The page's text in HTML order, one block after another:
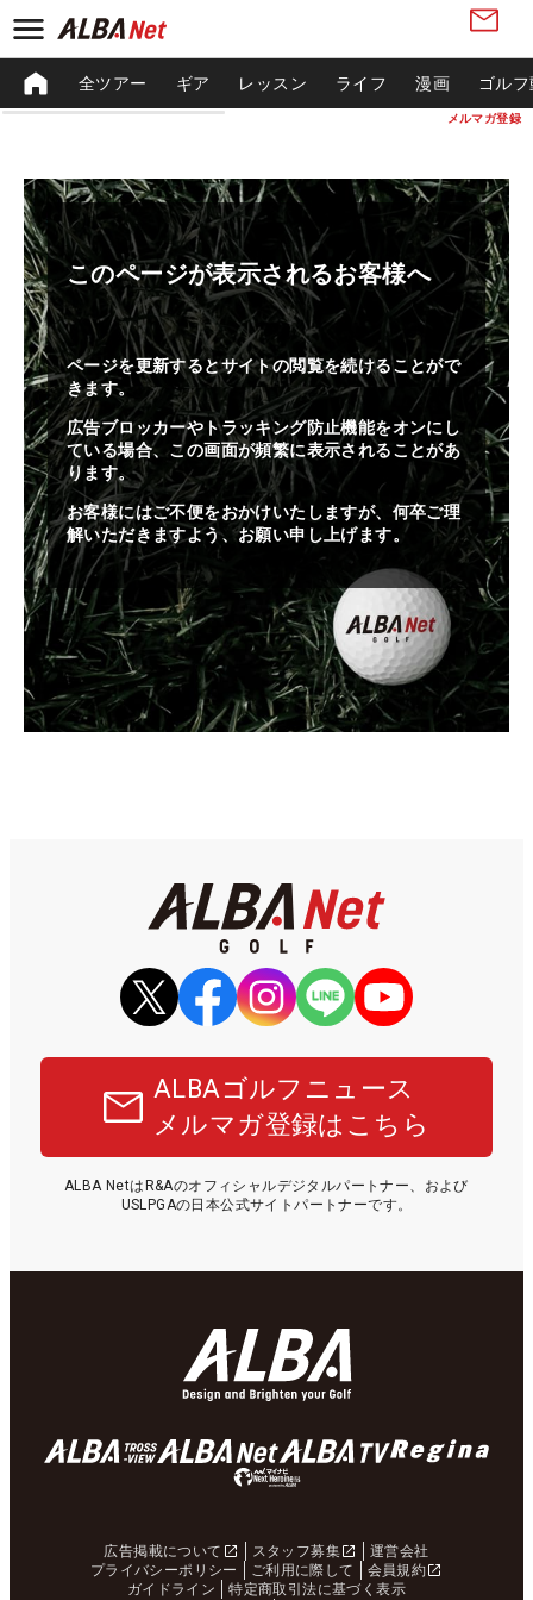
メルマガ登録
全ツアー ギア レッスン ライフ 漫画 ゴル
このページが表示されるお客様へ
ページを更新するとサイトの閲覧を続けることがで
きます。
広告ブロッカーやトラッキング防止機能をオンにし
ている場合、この画面が頻繁に表示されることがあ
ります。
お客様にはご不便をおかけいたしますが、何卒ご理
解いただきますよう、お願い申し上げます。
ALBAゴルフニュース
メルマガ登録はこちら
ALBA NetはR&Aのオフィシャルデジタルパートナー、および
USLPGAの日本公式サイトパートナーです。
広告掲載について スタッフ募集
運営会社
プライバシーポリシー
ご利用に際して
会員規約
ガイドライン
特定商取引法に基づく表示